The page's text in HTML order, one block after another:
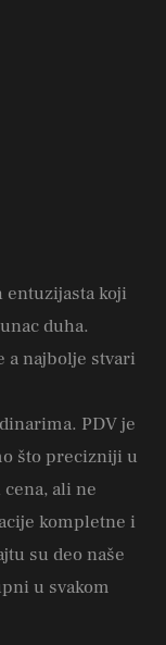
entuzijasta koji
duha.
a najbolje stvari
PDV je
što precizniji u
ali ne
kompletne i
su deo naše
u svakom